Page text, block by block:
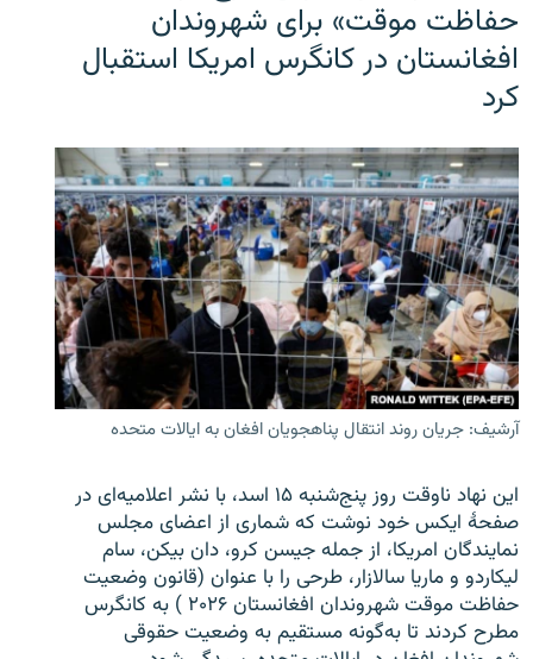
حفاظت موقت» برای شهروندان
افغانستان در کانگرس امریکا استقبال
کرد
آرشیف: جریان روند انتقال پناهجویان افغان به ایالات متحده
این نهاد ناوقت روز پنج‌شنبه ۱۵ اسد، با نشر اعلامیه‌ای در
صفحۀ ایکس خود نوشت که شماری از اعضای مجلس
نمایندگان امریکا، از جمله جیسن کرو، دان بیکن، سام
لیکاردو و ماریا سالازار، طرحی را با عنوان (قانون وضعیت
حفاظت موقت شهروندان افغانستان ۲۰۲۶ ) به کانگرس
مطرح کردند تا به‌گونه مستقیم به وضعیت حقوقی